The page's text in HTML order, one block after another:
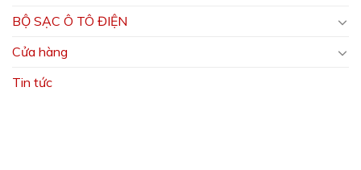
BỘ SẠC Ô TÔ ĐIỆN
Cửa hàng
Tin tức